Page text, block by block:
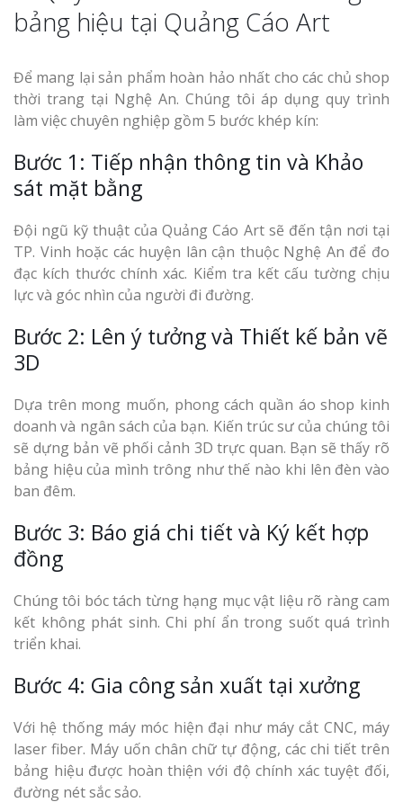
bảng hiệu tại Quảng Cáo Art
Để mang lại sản phẩm hoàn hảo nhất cho các chủ shop
thời trang tại Nghệ An. Chúng tôi áp dụng quy trình
làm việc chuyên nghiệp gồm 5 bước khép kín:
Bước 1: Tiếp nhận thông tin và Khảo
sát mặt bằng
Đội ngũ kỹ thuật của Quảng Cáo Art sẽ đến tận nơi tại
TP. Vinh hoặc các huyện lân cận thuộc Nghệ An để đo
đạc kích thước chính xác. Kiểm tra kết cấu tường chịu
lực và góc nhìn của người đi đường.
Bước 2: Lên ý tưởng và Thiết kế bản vẽ
3D
Dựa trên mong muốn, phong cách quần áo shop kinh
doanh và ngân sách của bạn. Kiến trúc sư của chúng tôi
sẽ dựng bản vẽ phối cảnh 3D trực quan. Bạn sẽ thấy rõ
bảng hiệu của mình trông như thế nào khi lên đèn vào
ban đêm.
Bước 3: Báo giá chi tiết và Ký kết hợp
đồng
Chúng tôi bóc tách từng hạng mục vật liệu rõ ràng cam
kết không phát sinh. Chi phí ẩn trong suốt quá trình
triển khai.
Bước 4: Gia công sản xuất tại xưởng
Với hệ thống máy móc hiện đại như máy cắt CNC, máy
laser fiber. Máy uốn chân chữ tự động, các chi tiết trên
bảng hiệu được hoàn thiện với độ chính xác tuyệt đối,
đường nét sắc sảo.